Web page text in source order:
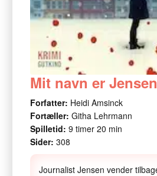
Mit navn er Jensen
Forfatter: Heidi Amsinck
Fortæller: Githa Lehrmann
Spilletid: 9 timer 20 min
Sider: 308
Journalist Jensen vender